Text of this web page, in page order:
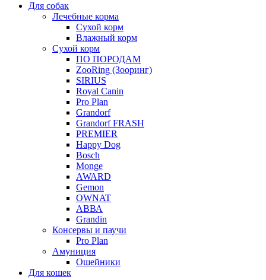
Для собак
Лечебные корма
Сухой корм
Влажный корм
Сухой корм
ПО ПОРОДАМ
ZooRing (Зооринг)
SIRIUS
Royal Canin
Pro Plan
Grandorf
Grandorf FRASH
PREMIER
Happy Dog
Bosch
Monge
AWARD
Gemon
OWNAT
АВВА
Grandin
Консервы и паучи
Pro Plan
Амуниция
Ошейники
Для кошек